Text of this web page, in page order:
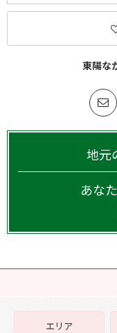
東陽な
地元
あな
エリア